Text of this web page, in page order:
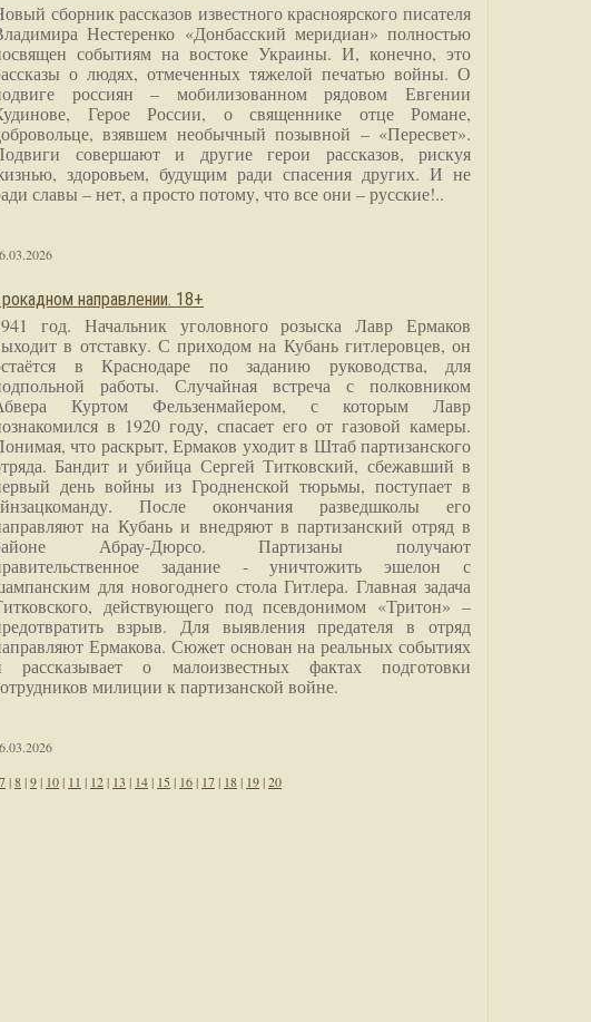
сборник рассказов известного красноярского писателя
Нестеренко «Донбасский меридиан» полностью
событиям на востоке Украины. И, конечно, это
о людях, отмеченных тяжелой печатью войны. О
россиян – мобилизованном рядовом Евгении
Герое России, о священнике отце Романе,
взявшем необычный позывной – «Пересвет».
совершают и другие герои рассказов, рискуя
здоровьем, будущим ради спасения других. И не
славы – нет, а просто потому, что все они – русские!..
направлении. 18+
год. Начальник уголовного розыска Лавр Ермаков
в отставку. С приходом на Кубань гитлеровцев, он
в Краснодаре по заданию руководства, для
работы. Случайная встреча с полковником
Куртом Фельзенмайером, с которым Лавр
в 1920 году, спасает его от газовой камеры.
что раскрыт, Ермаков уходит в Штаб партизанского
Бандит и убийца Сергей Титковский, сбежавший в
день войны из Гродненской тюрьмы, поступает в
После окончания разведшколы его
на Кубань и внедряют в партизанский отряд в
Абрау-Дюрсо. Партизаны получают
задание - уничтожить эшелон с
для новогоднего стола Гитлера. Главная задача
действующего под псевдонимом «Тритон» –
взрыв. Для выявления предателя в отряд
Ермакова. Сюжет основан на реальных событиях
рассказывает о малоизвестных фактах подготовки
милиции к партизанской войне.
7|8|9| 10| 11 | 12| 13 | 14| 15 | 16| 17| 18| 19|20